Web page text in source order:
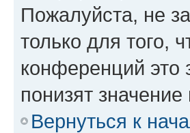
Пожалуйста, не
только для того,
конференций это
понизят
Вернуться к